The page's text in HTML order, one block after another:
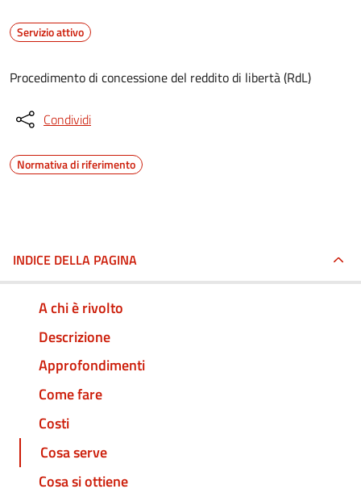
Servizio attivo
Procedimento di concessione del reddito di libertà (RdL)
Condividi
Normativa di riferimento
INDICE DELLA PAGINA
A chi è rivolto
Descrizione
Approfondimenti
Come fare
Costi
Cosa serve
Cosa si ottiene